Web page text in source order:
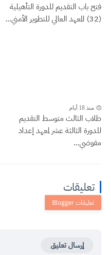
فتح باب التقديم للدورة التأهيلية
(32) المعهد العالي للتطوير الأمني...
منذ 18 أيام
طلاب الثالث متوسط التقديم
للدورة الثالثة عشر لمعهد إعداد
مفوضي...
تعليقات
إرسال تعليق